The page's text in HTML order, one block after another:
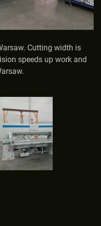
Cutting width is
speeds up work and